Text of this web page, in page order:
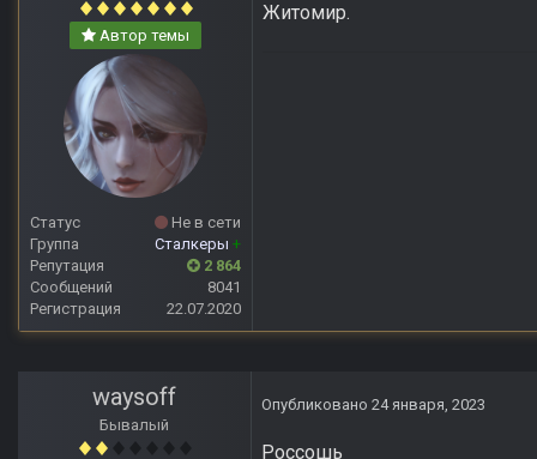
Автор темы
Статус
Не в сети
Группа
Сталкеры +
Репутация
2 864
Сообщений
8041
Регистрация
22.07.2020
Житомир.
waysoff
Бывалый
Опубликовано 24 января, 2023
Россошь